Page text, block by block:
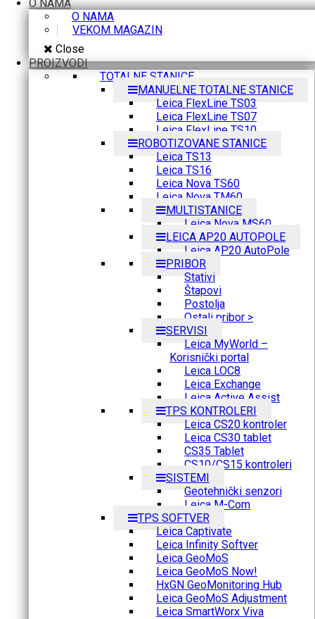
O NAMA
O NAMA
VEKOM MAGAZIN
Close
PROIZVODI
TOTALNE STANICE
MANUELNE TOTALNE STANICE
Leica FlexLine TS03
Leica FlexLine TS07
Leica FlexLine TS10
ROBOTIZOVANE STANICE
Leica TS13
Leica TS16
Leica Nova TS60
Leica Nova TM60
MULTISTANICE
Leica Nova MS60
LEICA AP20 AUTOPOLE
Leica AP20 AutoPole
PRIBOR
Stativi
Štapovi
Postolja
Ostali pribor >
SERVISI
Leica MyWorld –
Korisnički portal
Leica LOC8
Leica Exchange
Leica Active Assist
TPS KONTROLERI
Leica CS20 kontroler
Leica CS30 tablet
CS35 Tablet
CS10/CS15 kontroleri
SISTEMI
Geotehnički senzori
Leica M-Com
TPS SOFTVER
Leica Captivate
Leica Infinity Softver
Leica GeoMoS
Leica GeoMoS Now!
HxGN GeoMonitoring Hub
Leica GeoMoS Adjustment
Leica SmartWorx Viva